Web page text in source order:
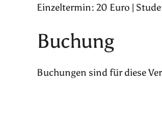
Einzeltermin: 20 Euro |
Buchung
Buchungen sind für diese